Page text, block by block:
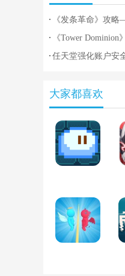
《发条革命》攻
《Tower
任天堂强化账户安
大家都喜欢